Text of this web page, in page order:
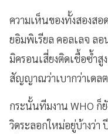
ความเห็นของทั้งสองส
ยอิมพิเรียล คอลเลจ ล
มิครอนเสี่ยงติดเชื้อซ้ำสู
สัญญาณว่าเบากว่าเดล
กระนั้นทีมงาน WHO ก็
วิดระลอกใหม่อยู่บ้างว่